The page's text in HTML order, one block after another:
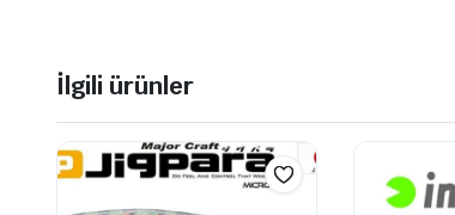
İlgili ürünler